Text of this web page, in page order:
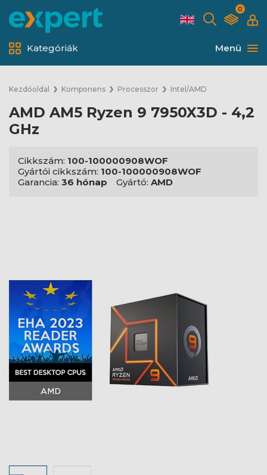
0
Menü
Kategóriák
Kezdőoldal Komponens Processzor Intel/AMD
AMD AM5 Ryzen 9 7950X3D - 4,2
GHz
Cikkszám: 100-100000908WOF
Gyártói cikkszám: 100-100000908WOF
Garancia: 36 hónap Gyártó: AMD